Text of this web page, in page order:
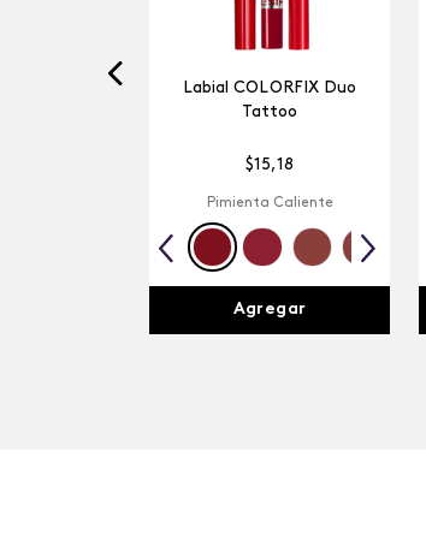
Labial COLORFIX Duo
Tattoo
$15,18
Pimienta Caliente
Agregar